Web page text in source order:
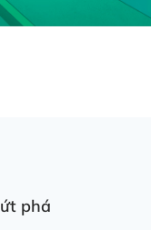
phá